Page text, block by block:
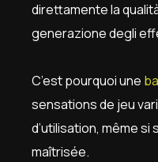
direttamente la
generazione degli
C’est pourquoi une
sensations de jeu
d’utilisation, même
maîtrisée.